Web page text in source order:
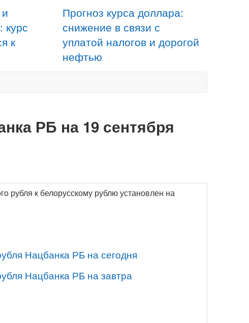
курс
к
Прогноз курса доллара:
снижение в связи с
уплатой налогов и дорогой
нефтью
РБ на 19 сентября
рубля к белорусскому рублю установлен на
Нацбанка РБ на сегодня
Нацбанка РБ на завтра